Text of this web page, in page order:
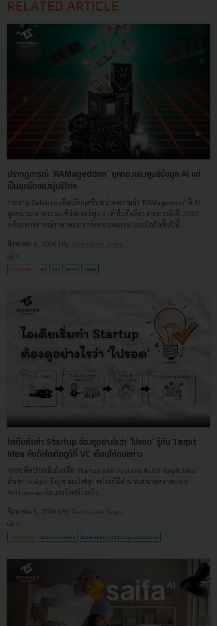
RELATED ARTICLE
ปรากฏการณ์ ‘RAMageddon’ ยุคทองของศูนย์ข้อมูล AI แต่
เป็นยุคมืดของผู้บริโภค
รายงาน Deloitte เตือนวิกฤตชิปหน่วยความจำ 'RAMageddon' ที่ AI
จุดชนวน ราคาแรมเซิร์ฟเวอร์พุ่ง 4 เท่าในปีเดียว ลากยาวถึงปี 2030
พร้อมคาดการณ์ราคาคอม การ์ดจอ สตอเรจ และมือถือสิ้นปีนี้...
สิงหาคม 6, 2026 | By Techsauce Team
0
Tech & Biz AI SSD GPU DRAM
ไอเดียเริ่มทำ Startup ต้องดูอย่างไรว่า ‘ไปรอด’ รู้ทัน Tarpit
Idea กับดักไอเดียดูดีที่ VC เตือนให้ถอยห่าง
กรอบคิดประเมินไอเดีย Startup และ Sequoia สแกน Tarpit Idea
ค้นหา Insight ปัญหาผมไฟลุก พร้อมวิธีคำนวณขนาดตลาดแบบ
Bottom-up ก่อนลงมือสร้างจริง...
สิงหาคม 5, 2026 | By Techsauce Team
0
Tech & Biz Startup Series Market Insight to Opportunities